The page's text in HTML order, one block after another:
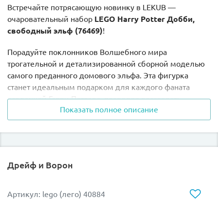
Встречайте потрясающую новинку в LEKUB —
очаровательный набор LEGO Harry Potter Добби,
свободный эльф (76469)!
Порадуйте поклонников Волшебного мира
трогательной и детализированной сборной моделью
самого преданного домового эльфа. Эта фигурка
станет идеальным подарком для каждого фаната
вселенной Гарри Поттера, позволяя воссоздать
любимые сцены из книг и фильмов прямо у себя
дома.
Культовый персонаж:
выразительными глазами, характерным носом и
узнаваемой накидкой.
Показать полное описание
Дрейф и Ворон
Артикул: lego (лего) 40884